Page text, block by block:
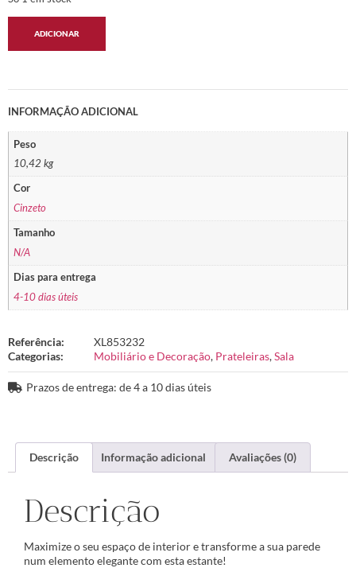
ADICIONAR
INFORMAÇÃO ADICIONAL
Peso
10,42 kg
Cor
Cinzeto
Tamanho
N/A
Dias para entrega
4-10 dias úteis
Referência:
XL853232
Categorias:
Mobiliário e Decoração, Prateleiras,Sala
Prazos de entrega: de 4 a 10 dias úteis
Descrição Informação adicional Avaliações (0)
Descrição
Maximize o seu espaço de interior e transforme a sua parede
num elemento elegante com esta estante!